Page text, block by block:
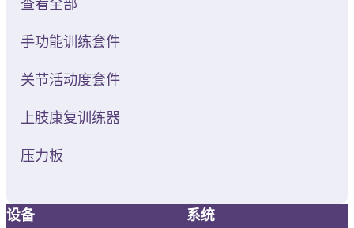
手功能训练套件
关节活动度套件
上肢康复训练器
压力板
设备 系统